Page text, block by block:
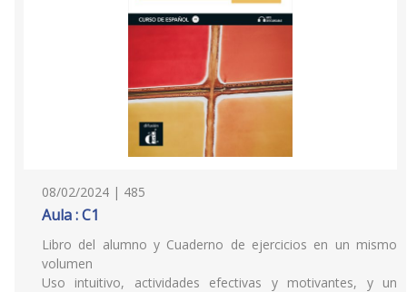
08/02/2024 | 485
Aula : C1
Libro del alumno y Cuaderno de ejercicios en un mismo
volumen
Uso intuitivo, actividades efectivas y motivantes, y un